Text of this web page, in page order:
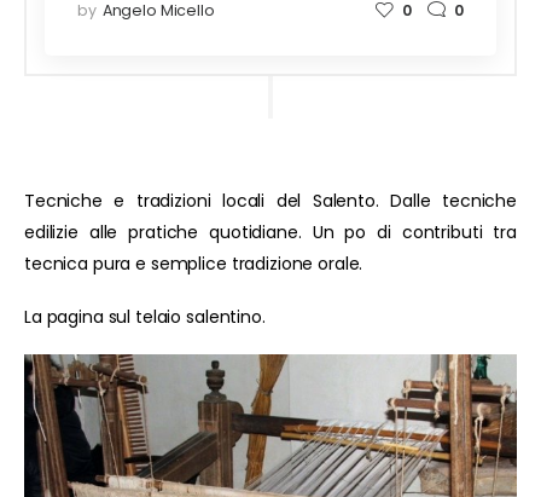
by Angelo Micello 0 0
Tecniche e tradizioni locali del Salento. Dalle tecniche
edilizie alle pratiche quotidiane. Un po di contributi tra
tecnica pura e semplice tradizione orale.
La pagina sul telaio salentino.